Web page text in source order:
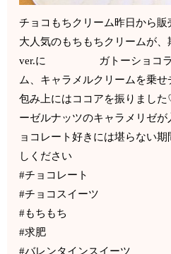
チョコもちクリーム昨日
大人気のもちもちクリームが
ver.に ガトーショコラの
ム、キャラメルクリームを乗
包み上にはココアを振り
ーゼルナッツのキャラメ
ョコレート好きには堪らない
しください
#チョコレート
#チョコスイーツ
#もちもち
#求肥
#バレンタインスイーツ